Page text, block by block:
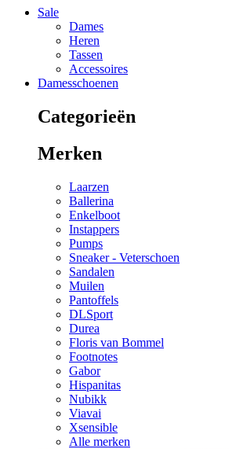
Sale
Dames
Heren
Tassen
Accessoires
Damesschoenen
Categorieën
Merken
Laarzen
Ballerina
Enkelboot
Instappers
Pumps
Sneaker - Veterschoen
Sandalen
Muilen
Pantoffels
DLSport
Durea
Floris van Bommel
Footnotes
Gabor
Hispanitas
Nubikk
Viavai
Xsensible
Alle merken